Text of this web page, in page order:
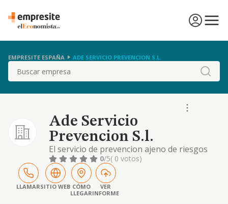
EMPRESITE ESPAÑA ADE SERVICIO PREVENCION S.L.
Buscar
Ade Servicio
Prevencion S.l.
El servicio de prevencion ajeno de riesgos
laborales la formacion en prevencion de
riesgos laborales, asesoramiento y gestion
de prevencion de riesgos laborales.
0/5( 0 votos)
LLAMARSITIO WEB CÓMO
LLEGAR
VER
INFORME